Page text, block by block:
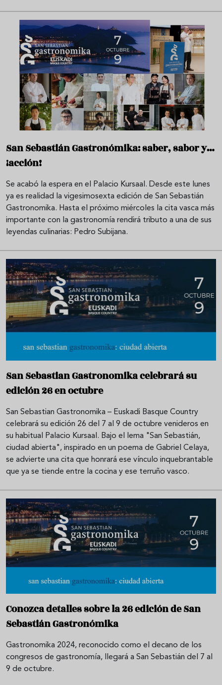
San Sebastián Gastronómika: saber, sabor y…
¡acción!
Se acabó la espera en el Palacio Kursaal. Desde este lunes
ya es realidad la vigesimosexta edición de San Sebastián
Gastronomika. Hasta el próximo miércoles la cita vasca más
importante con la gastronomía rendirá tributo a una de sus
leyendas culinarias: Pedro Subijana.
San Sebastian Gastronomika celebrará su
edición 26 en octubre
San Sebastian Gastronomika – Euskadi Basque Country
celebrará su edición 26 del 7 al 9 de octubre venideros en
su habitual Palacio Kursaal. Bajo el lema "San Sebastián,
ciudad abierta", inspirado en un poema de Gabriel Celaya,
se advierte una cita que honrará ese vínculo inquebrantable
que ya se tiende entre la cocina y ese terruño vasco.
Conozca detalles sobre la 26 edición de San
Sebastián Gastronómika
Gastronomika 2024, reconocido como el decano de los
congresos de gastronomía, llegará a San Sebastián del 7 al
9 de octubre.